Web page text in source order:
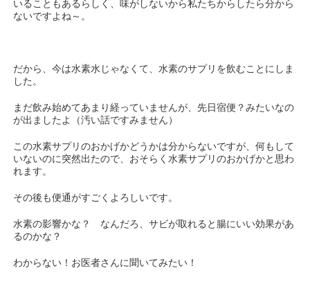
いることもあるらしく、味がしないから私たちからしたら分から
ないですよね～。
だから、今は水素水じゃなくて、水素のサプリを飲むことにしま
した。
まだ飲み始めてあまり経っていませんが、先日宿便？みたいなの
が出ましたよ（汚い話ですみません）
この水素サプリのおかげかどうかは分からないですが、何もして
いないのに突然出たので、おそらく水素サプリのおかげかと思わ
れます。
その後も便通がすごくよろしいです。
水素の影響かな？ なんだろ、サビが取れると腸にいい効果があ
るのかな？
わからない！お医者さんに聞いてみたい！